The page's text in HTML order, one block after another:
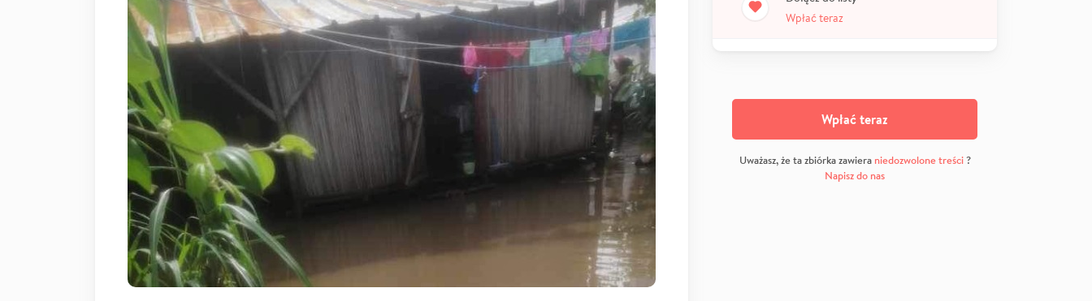
Wpłać teraz
Wpłać teraz
Uważasz, że ta zbiórka zawiera niedozwolone treści?
Napisz do nas